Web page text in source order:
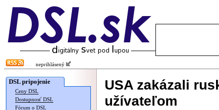
neprihlásený
DSL pripojenie
Ceny DSL
Dostupnosť DSL
Fórum o DSL
USA zakázali
užívateľom